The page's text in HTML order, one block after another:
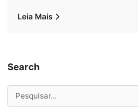
Leia Mais
Search
Procurar
por